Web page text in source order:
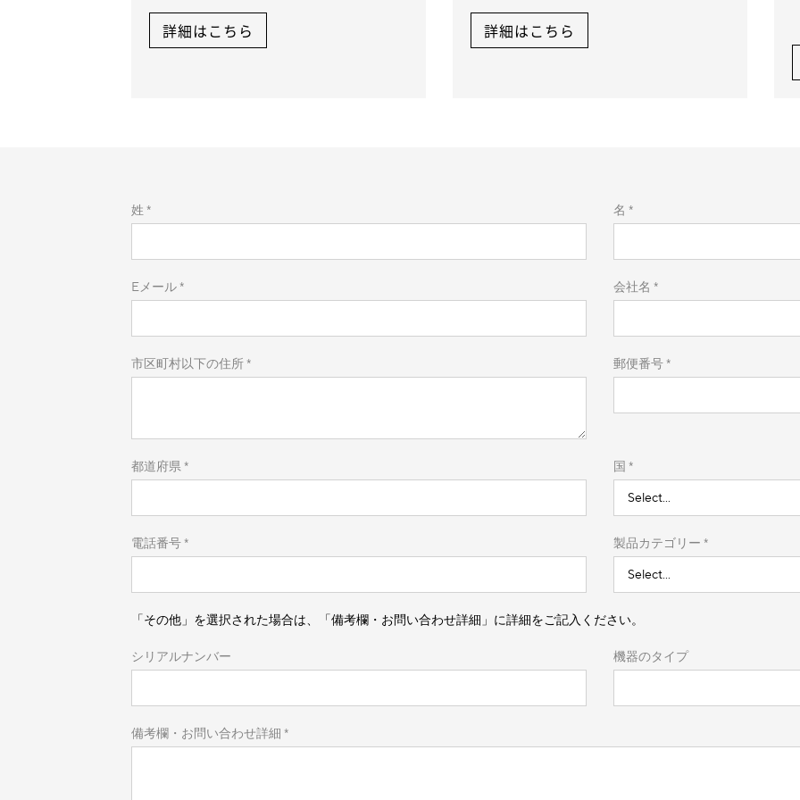
詳細はこちら 詳細はこちら
姓​ * 名​ *
Eメール​ * 会社名​ *
市区町村以下の住所​ * 郵便番号​ *
都道府県​ * 国​ *
電話番号​ * 製品カテゴリー​ *
「その他」を選択された場合は、 「備考欄・お問い合わせ詳細」に詳細をご記入ください。
シリアルナンバー​ 機器のタイプ​
備考欄・お問い合わせ詳細​ *